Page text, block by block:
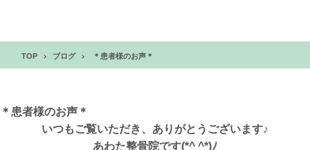
TOP ブログ ＊患者様のお声＊
＊患者様のお声＊
いつもご覧いただき、ありがとうございます♪
あわた整骨院です(*^ ^*)ﾉ